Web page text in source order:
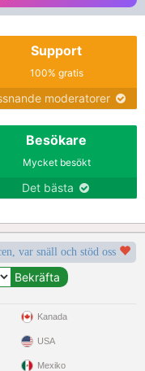
Support
100% gratis
moderatorer
Besökare
Mycket besökt
Det bästa
var snäll och stöd oss
Kanada
USA
Mexiko